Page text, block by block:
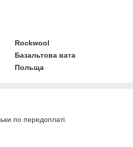
Rockwool
Базальтова вата
Польща
по передоплаті.